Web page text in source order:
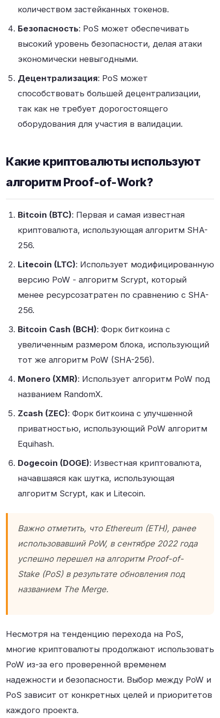
количеством застейканных токенов.
Безопасность: PoS может обеспечивать
высокий уровень безопасности, делая атаки
экономически невыгодными.
Децентрализация: PoS может
способствовать большей децентрализации,
так как не требует дорогостоящего
оборудования для участия в валидации.
Какие криптовалюты используют
алгоритм Proof-of-Work?
Bitcoin (BTC): Первая и самая известная
криптовалюта, использующая алгоритм SHA-
256.
Litecoin (LTC): Использует модифицированную
версию PoW - алгоритм Scrypt, который
менее ресурсозатратен по сравнению с SHA-
256.
Bitcoin Cash (BCH): Форк биткоина с
увеличенным размером блока, использующий
тот же алгоритм PoW (SHA-256).
Monero (XMR): Использует алгоритм PoW под
названием RandomX.
Zcash (ZEC): Форк биткоина с улучшенной
приватностью, использующий PoW алгоритм
Equihash.
Dogecoin (DOGE): Известная криптовалюта,
начавшаяся как шутка, использующая
алгоритм Scrypt, как и Litecoin.
Важно отметить, что Ethereum (ETH), ранее
использовавший PoW, в сентябре 2022 года
успешно перешел на алгоритм Proof-of-
Stake (PoS) в результате обновления под
названием The Merge.
Несмотря на тенденцию перехода на PoS,
многие криптовалюты продолжают использовать
PoW из-за его проверенной временем
надежности и безопасности. Выбор между PoW и
PoS зависит от конкретных целей и приоритетов
каждого проекта.